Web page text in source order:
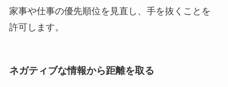
家事や仕事の優先順位を見直し、手を抜くことを
許可します。
ネガティブな情報から距離を取る